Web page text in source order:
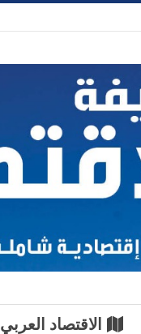
الاقتصاد العربي